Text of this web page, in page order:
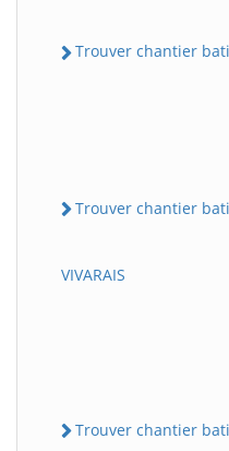
Trouver chantier
Trouver chantier
VIVARAIS
Trouver chantier